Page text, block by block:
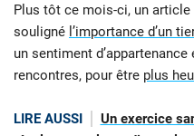
Plus tôt ce mois-ci, un
souligné l’importance d’un
un sentiment
rencontres, pour être plus
LIRE AUSSI
Un exercice